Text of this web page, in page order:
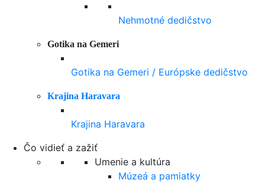
Nehmotné dedičstvo
Gotika na Gemeri
Gotika na Gemeri / Európske dedičstvo
Krajina Haravara
Krajina Haravara
Čo vidieť a zažiť
Umenie a kultúra
Múzeá a pamiatky